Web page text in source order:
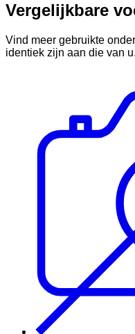
Vergelijkbare
Vind meer gebruikte
identiek zijn aan die van u.